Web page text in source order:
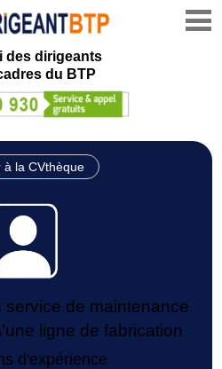
des dirigeants
du BTP
à la CVthèque
de maintenance
ligne de fabrication
d'expérience